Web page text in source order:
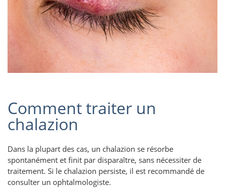
Comment traiter un
chalazion
Dans la plupart des cas, un chalazion se résorbe
spontanément et finit par disparaître, sans nécessiter de
traitement. Si le chalazion persiste, il est recommandé de
consulter un ophtalmologiste.